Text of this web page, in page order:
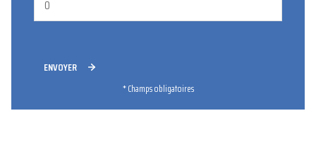
ENVOYER
* Champs obligatoires